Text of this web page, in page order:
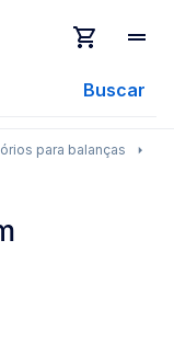
Buscar
para balanças